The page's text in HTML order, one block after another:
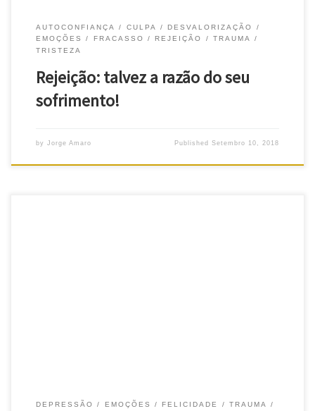
AUTOCONFIANÇA CULPA
DESVALORIZAÇÃO
EMOÇÕES
FRACASSO REJEIÇÃO
TRAUMA
TRISTEZA
Rejeição: talvez a razão do seu
sofrimento!
by Jorge Amaro PublishedSetembro 10, 2018
DEPRESSÃO EMOÇÕES FELICIDADE TRAUMA